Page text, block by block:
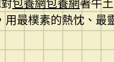
包養網包養網著牛
用最樸素的熱忱、最